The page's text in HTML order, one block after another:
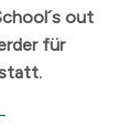
out
für